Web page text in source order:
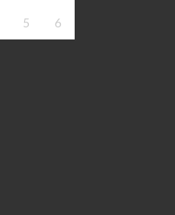
5 6